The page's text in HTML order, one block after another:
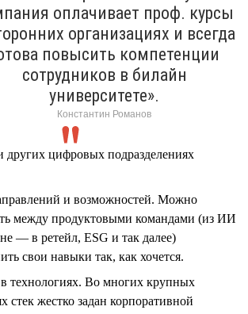
оплачивает проф. курсы
организациях и всегда
повысить компетенции
сотрудников в билайн
университете».
Константин Романов
других цифровых подразделениях
и возможностей. Можно
между продуктовыми командами (из ИИ
— в ретейл, ESG и так далее)
свои навыки так, как хочется.
в технологиях. Во многих крупных
стек жестко задан корпоративной